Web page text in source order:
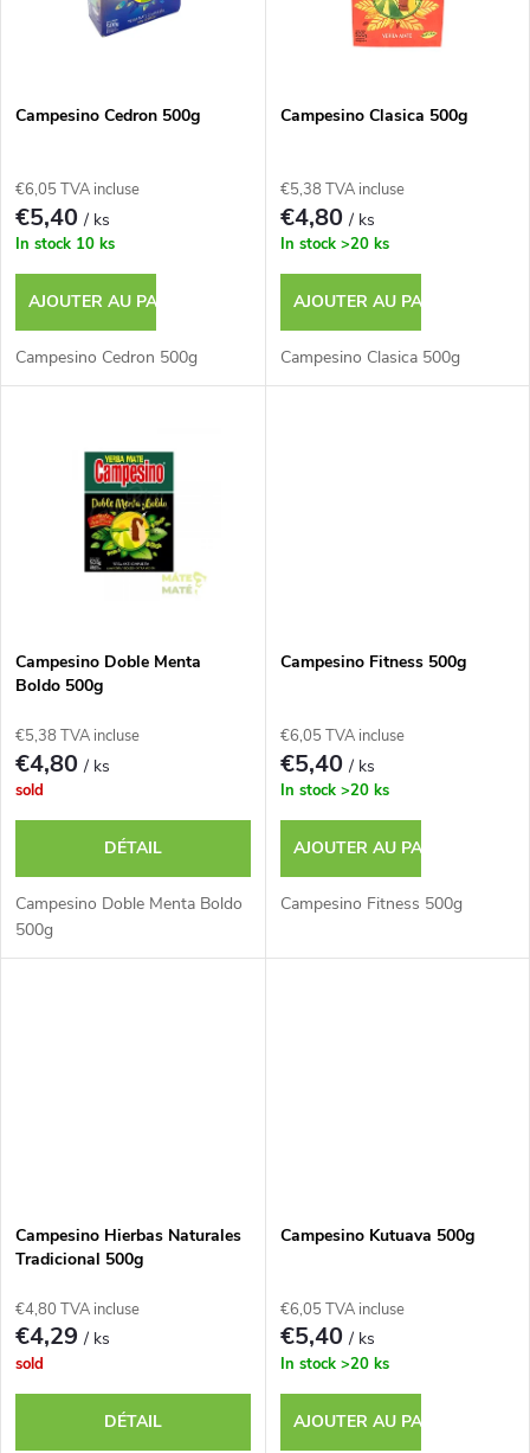
p
r
o
d
u
e
e
s
p
r
t
s
Campesino Cedron 500g
€6,05 TVA incluse
€5,40/ ks
In stock 10 ks
AJOUTER AU PANIER
Campesino Cedron 500g
Campesino Clasica 500g
€5,38 TVA incluse
€4,80/ ks
In stock >20 ks
AJOUTER AU PANIER
Campesino Clasica 500g
Campesino Doble Menta
Boldo 500g
€5,38 TVA incluse
€4,80/ ks
sold
DÉTAIL
Campesino Doble Menta Boldo
500g
Campesino Fitness 500g
€6,05 TVA incluse
€5,40/ ks
In stock >20 ks
AJOUTER AU PANIER
Campesino Fitness 500g
Campesino Hierbas Naturales
Tradicional 500g
€4,80 TVA incluse
€4,29/ ks
sold
DÉTAIL
Campesino Kutuava 500g
€6,05 TVA incluse
€5,40/ ks
In stock >20 ks
AJOUTER AU PANIER